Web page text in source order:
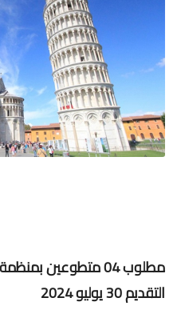
مطلوب 04 متطوعين
التقديم 30 يوليو 2024